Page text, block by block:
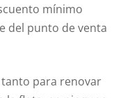
mínimo
del punto de venta
tanto para renovar